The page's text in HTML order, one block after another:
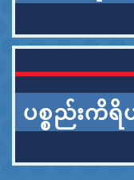
ပစ္စည်းကိရိ